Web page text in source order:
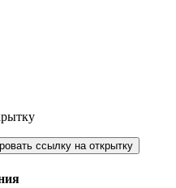
ссылку на открытку